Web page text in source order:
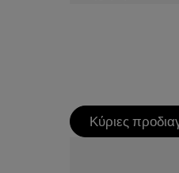
Κύριες